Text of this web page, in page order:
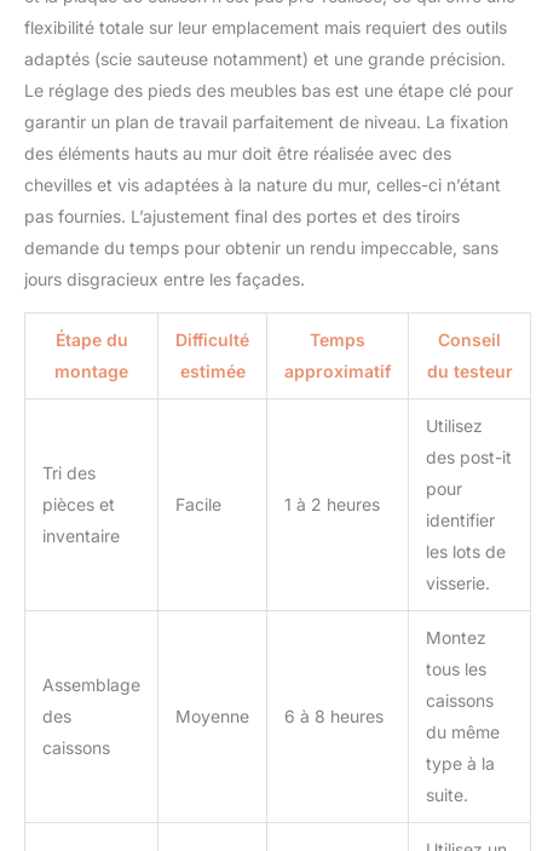
flexibilité totale sur leur emplacement mais requiert des outils
adaptés (scie sauteuse notamment) et une grande précision.
Le réglage des pieds des meubles bas est une étape clé pour
garantir un plan de travail parfaitement de niveau. La fixation
des éléments hauts au mur doit être réalisée avec des
chevilles et vis adaptées à la nature du mur, celles-ci n’étant
pas fournies. L’ajustement final des portes et des tiroirs
demande du temps pour obtenir un rendu impeccable, sans
jours disgracieux entre les façades.
Étape du
montage
Difficulté
estimée
Temps
approximatif
Conseil
du testeur
Tri des
pièces et
inventaire
Facile 1 à 2 heures
Utilisez
des post-it
pour
identifier
les lots de
visserie.
Assemblage
des
caissons
Moyenne 6 à 8 heures
Montez
tous les
caissons
du même
type à la
suite.